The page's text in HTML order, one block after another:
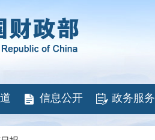
信息公开 政务服务